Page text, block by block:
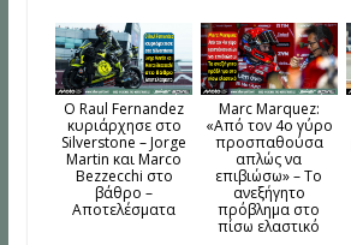
Ο Raul Fernandez
κυριάρχησε στο
Silverstone – Jorge
Martin και Marco
Bezzecchi στο
βάθρο –
Αποτελέσματα
Marc Marquez:
«Από τον 4ο γύρο
προσπαθούσα
απλώς να
επιβιώσω» – Το
ανεξήγητο
πρόβλημα στο
πίσω ελαστικό